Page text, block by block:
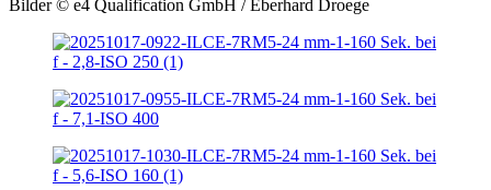
Bilder © e4 Qualification GmbH / Eberhard Droege